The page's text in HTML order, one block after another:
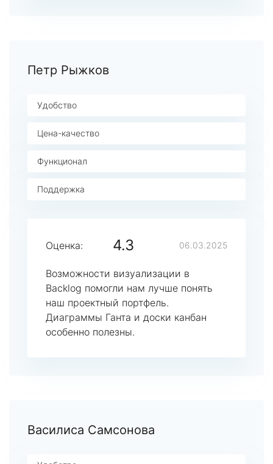
Петр Рыжков
Удобство
Цена-качество
Функционал
Поддержка
Оценка: 4.3 06.03.2025
Возможности визуализации в
Backlog помогли нам лучше понять
наш проектный портфель.
Диаграммы Ганта и доски канбан
особенно полезны.
Василиса Самсонова